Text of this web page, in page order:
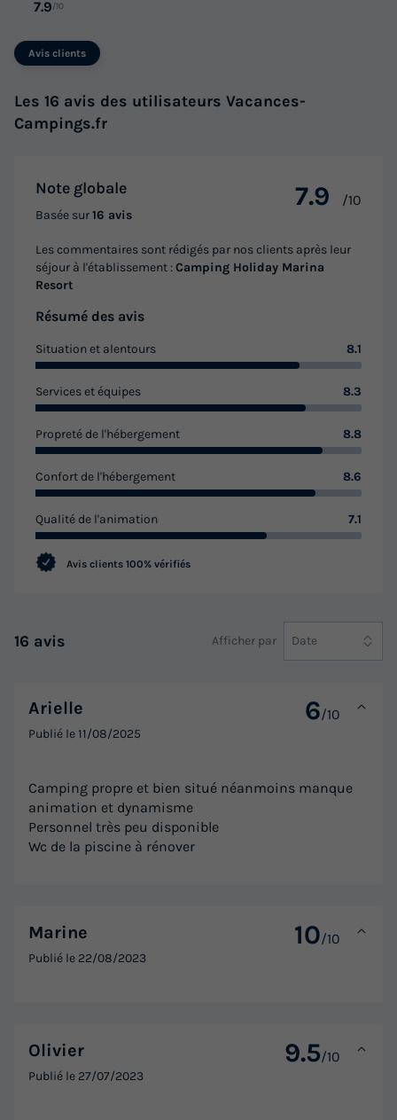
7.9/10
Avis clients
Les 16 avis des utilisateurs Vacances-
Campings.fr
Note globale
Basée sur16 avis
7.9 /10
Les commentaires sont rédigés par nos clients après leur
séjour à l'établissement :Camping Holiday Marina
Resort
Résumé des avis
Situation et alentours 8.1
Services et équipes 8.3
Propreté de l'hébergement 8.8
Confort de l'hébergement 8.6
Qualité de l'animation 7.1
Avis clients 100% vérifiés
16 avis Afficher par Date
Arielle 6/10
Publié le11/08/2025
Camping propre et bien situé néanmoins manque
animation et dynamisme
Personnel très peu disponible
Wc de la piscine à rénover
Marine 10/10
Publié le 22/08/2023
Olivier 9.5/10
Publié le 27/07/2023